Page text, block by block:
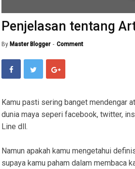
Penjelasan tentang
By Master Blogger Comment
Kamu pasti sering banget mendengar
dunia maya seperi facebook, twitter,
Line dll.
Namun apakah kamu mengetahui
supaya kamu paham dalam membaca